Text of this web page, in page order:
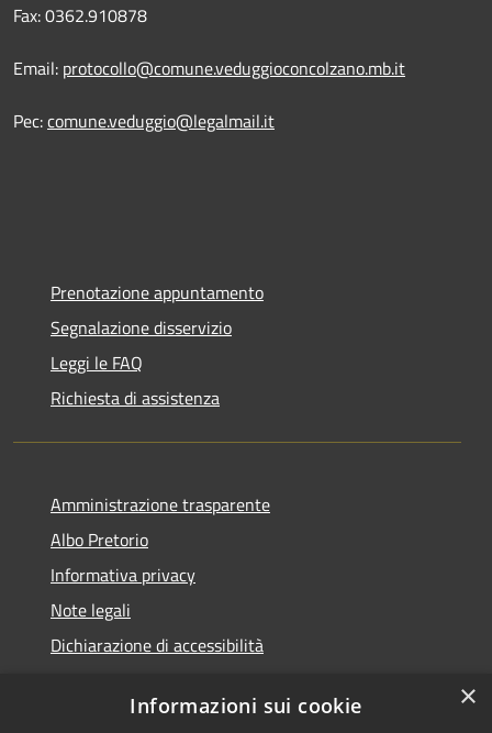
Fax: 0362.910878
Email: protocollo@comune.veduggioconcolzano.mb.it
Pec:comune.veduggio@legalmail.it
Prenotazione appuntamento
Segnalazione disservizio
Leggi le FAQ
Richiesta di assistenza
Amministrazione trasparente
Albo Pretorio
Informativa privacy
Note legali
Dichiarazione di accessibilità
×
Informazioni sui cookie